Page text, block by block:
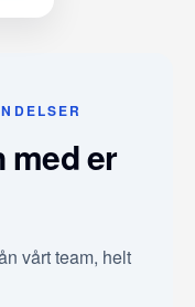
med er
vårt team, helt